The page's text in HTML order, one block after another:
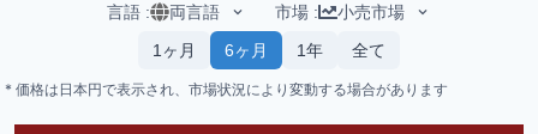
言語 : 両言語 市場 :
小売市場
1ヶ月
6ヶ月 1年 全て
* 価格は日本円で表示され、市場状況により変動する場合があります